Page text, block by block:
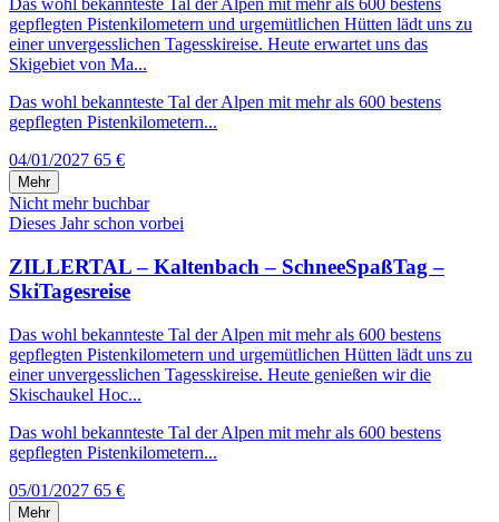
Das wohl bekannteste Tal der Alpen mit mehr als 600 bestens
gepflegten Pistenkilometern und urgemütlichen Hütten lädt uns zu
einer unvergesslichen Tagesskireise. Heute erwartet uns das
Skigebiet von Ma...
Das wohl bekannteste Tal der Alpen mit mehr als 600 bestens
gepflegten Pistenkilometern...
04/01/2027 65 €
Mehr
Nicht mehr buchbar
Dieses Jahr schon vorbei
ZILLERTAL – Kaltenbach – SchneeSpaßTag –
SkiTagesreise
Das wohl bekannteste Tal der Alpen mit mehr als 600 bestens
gepflegten Pistenkilometern und urgemütlichen Hütten lädt uns zu
einer unvergesslichen Tagesskireise. Heute genießen wir die
Skischaukel Hoc...
Das wohl bekannteste Tal der Alpen mit mehr als 600 bestens
gepflegten Pistenkilometern...
05/01/2027 65 €
Mehr